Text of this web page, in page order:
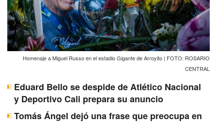
Homenaje a Miguel Russo en el estadio Gigante de Arroyito | FOTO: ROSARIO
CENTRAL
Eduard Bello se despide de Atlético Nacional
y Deportivo Cali prepara su anuncio
Tomás Ángel dejó una frase que preocupa en